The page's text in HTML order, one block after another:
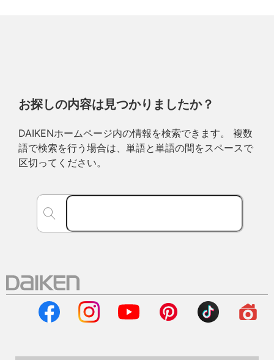
お探しの内容は見つかりましたか？
DAIKENホームページ内の情報を検索できます。 複数
語で検索を行う場合は、単語と単語の間をスペースで
区切ってください。